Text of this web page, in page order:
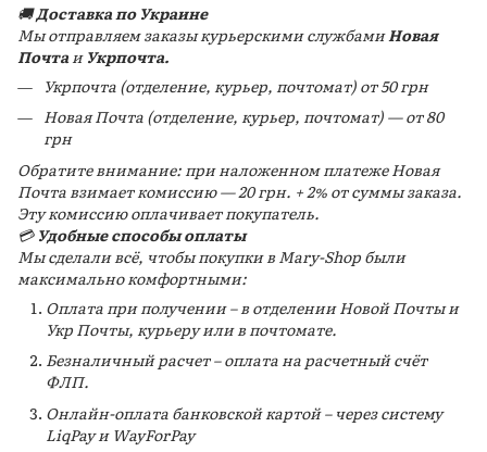
🚚Доставка по Украине
Мы отправляем заказы курьерскими службамиНовая
Почтаи Укрпочта.
Укрпочта (отделение, курьер, почтомат) от 50 грн
Новая Почта (отделение, курьер, почтомат) — от 80
грн
Обратите внимание: при наложенном платеже Новая
Почта взимает комиссию — 20 грн. + 2% от суммы заказа.
Эту комиссию оплачивает покупатель.
💳 Удобные способы оплаты
Мы сделали всё, чтобы покупки в Mary-Shop были
максимально комфортными:
Оплата при получении – в отделении Новой Почты и
Укр Почты, курьеру или в почтомате.
Безналичный расчет – оплата на расчетный счёт
ФЛП.
Онлайн-оплата банковской картой – через систему
LiqPay и WayForPay